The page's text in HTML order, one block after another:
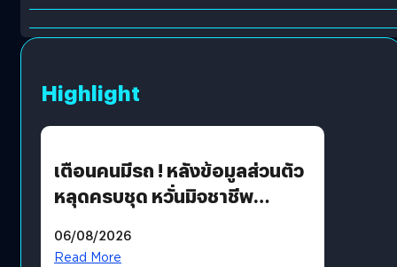
Highlight
เตือนคนมีรถ ! หลังข้อมูลส่วนตัว
หลุดครบชุด หวั่นมิจชาชีพ
รหัสผ่านหลุด ไม่ใช่แฮ็กเกอร์
06/08/2026
Read More